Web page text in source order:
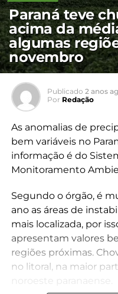
Paraná teve
acima da
algumas
novembro
Publicado 2 anos
Por Redação
As anomalias de
bem variáveis no
informação é do
Monitoramento
Segundo o órgão, é
ano as áreas de
mais localizada, por
apresentam valores
regiões próximas.
no litoral, na maior